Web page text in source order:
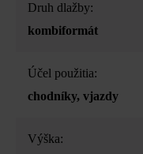
Druh dlažby:
kombiformát
Účel použitia:
chodníky, vjazdy
Výška: